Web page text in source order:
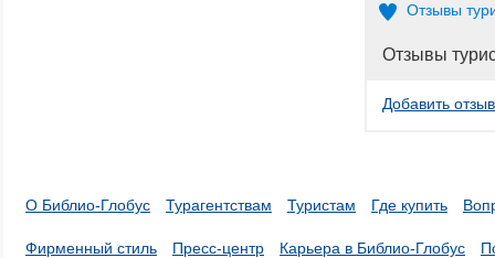
Отзывы
Отзывы
Добавить отзыв
О Библио-Глобус Турагентствам Туристам Где купить
Фирменный стиль Пресс-центр Карьера в Библио-Глобус